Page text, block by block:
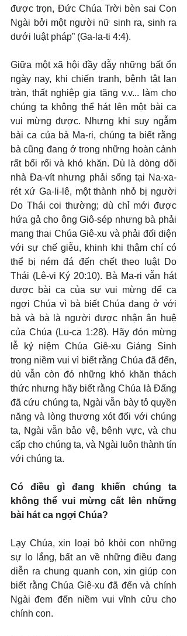
được trọn, Đức Chúa Trời bèn sai Con
Ngài bởi một người nữ sinh ra, sinh ra
dưới luật pháp” (Ga-la-ti 4:4).
Giữa một xã hội đầy dẫy những bất ổn
ngày nay, khi chiến tranh, bệnh tật lan
tràn, thất nghiệp gia tăng v.v... làm cho
chúng ta không thể hát lên một bài ca
vui mừng được. Nhưng khi suy ngẫm
bài ca của bà Ma-ri, chúng ta biết rằng
bà cũng đang ở trong những hoàn cảnh
rất bối rối và khó khăn. Dù là dòng dõi
nhà Đa-vít nhưng phải sống tại Na-xa-
rét xứ Ga-li-lê, một thành nhỏ bị người
Do Thái coi thường; dù chỉ mới được
hứa gả cho ông Giô-sép nhưng bà phải
mang thai Chúa Giê-xu và phải đối diện
với sự chế giễu, khinh khi thậm chí có
thể bị ném đá đến chết theo luật Do
Thái (Lê-vi Ký 20:10). Bà Ma-ri vẫn hát
được bài ca của sự vui mừng để ca
ngợi Chúa vì bà biết Chúa đang ở với
bà và bà là người được nhận ân huệ
của Chúa (Lu-ca 1:28). Hãy đón mừng
lễ kỷ niệm Chúa Giê-xu Giáng Sinh
trong niềm vui vì biết rằng Chúa đã đến,
dù vẫn còn đó những khó khăn thách
thức nhưng hãy biết rằng Chúa là Đấng
đã cứu chúng ta, Ngài vẫn bày tỏ quyền
năng và lòng thương xót đối với chúng
ta, Ngài vẫn bảo vệ, bênh vực, và chu
cấp cho chúng ta, và Ngài luôn thành tín
với chúng ta.
Có điều gì đang khiến chúng ta
không thể vui mừng cất lên những
bài hát ca ngợi Chúa?
Lạy Chúa, xin loại bỏ khỏi con những
sự lo lắng, bất an về những điều đang
diễn ra chung quanh con, xin giúp con
biết rằng Chúa Giê-xu đã đến và chính
Ngài đem đến niềm vui vĩnh cửu cho
chính con.